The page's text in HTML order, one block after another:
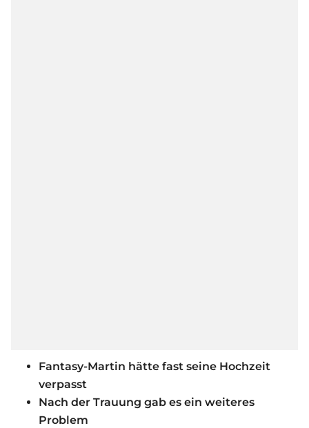
Fantasy-Martin hätte fast seine Hochzeit
verpasst
Nach der Trauung gab es ein weiteres
Problem